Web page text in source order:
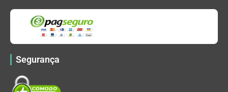
Segurança